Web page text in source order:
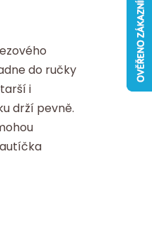
do ručky
i
drží pevně.